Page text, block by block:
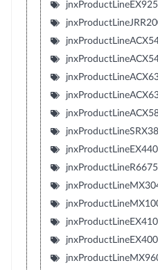
jnxProductLineR6675